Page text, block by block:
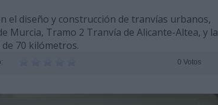
el diseño y construcción de tranvías urbanos,
Murcia, Tramo 2 Tranvía de Alicante-Altea, y la
70 kilómetros.
0 Votos